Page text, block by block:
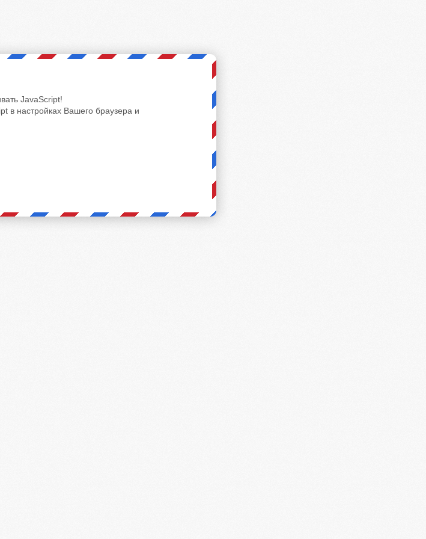
JavaScript!
в настройках Вашего браузера и